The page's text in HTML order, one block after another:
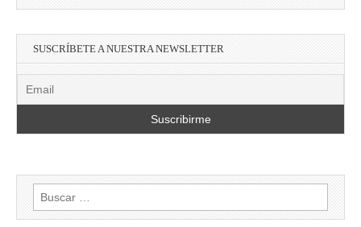
SUSCRÍBETE A NUESTRA NEWSLETTER
Buscar: